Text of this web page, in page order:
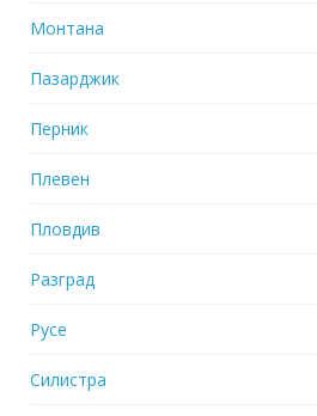
Монтана
Пазарджик
Перник
Плевен
Пловдив
Разград
Русе
Силистра